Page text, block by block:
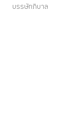
บรรษัทภิบาล